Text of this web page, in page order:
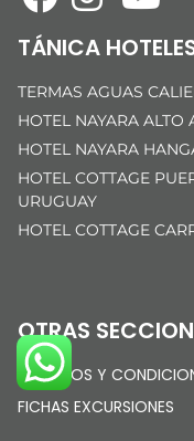
TÁNICA
TERMAS AGUAS
HOTEL NAYARA ALTO
HOTEL NAYARA
HOTEL COTTAGE
URUGUAY
HOTEL COTTAGE
OTRAS
TÉRMINOS Y
FICHAS EXCURSIONES